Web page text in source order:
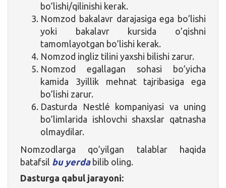
bo’lishi/qilinishi kerak.
Nomzod bakalavr darajasiga ega bo’lishi
yoki bakalavr kursida o’qishni
tamomlayotgan bo’lishi kerak.
Nomzod ingliz tilini yaxshi bilishi zarur.
Nomzod egallagan sohasi bo’yicha
kamida 3yillik mehnat tajribasiga ega
bo’lishi zarur.
Dasturda Nestlé kompaniyasi va uning
bo’limlarida ishlovchi shaxslar qatnasha
olmaydilar.
Nomzodlarga qo’yilgan talablar haqida
batafsil bu yerdabilib oling.
Dasturga qabul jarayoni: